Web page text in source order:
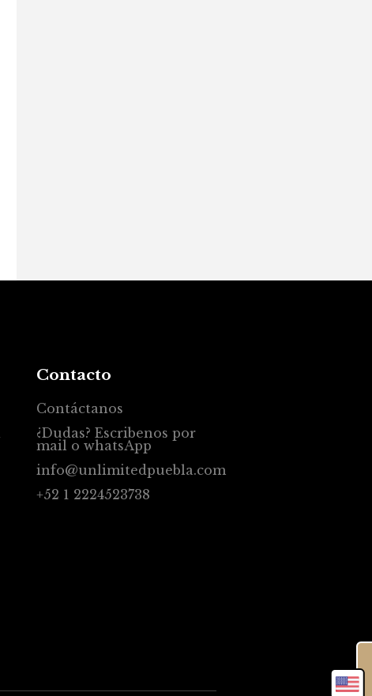
Contacto
Contáctanos
¿Dudas? Escribenos por
mail o whatsApp
info@unlimitedpuebla.com
+52 1 2224523738